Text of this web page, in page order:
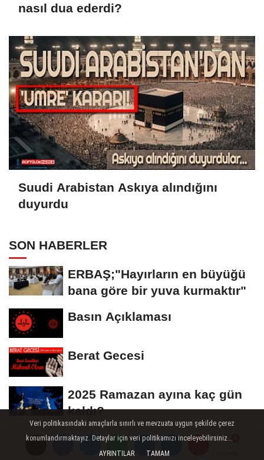
nasıl dua ederdi?
Suudi Arabistan Askıya alındığını
duyurdu
SON HABERLER
ERBAŞ;"Hayırların en büyüğü
bana göre bir yuva kurmaktır"
Basın Açıklaması
Berat Gecesi
2025 Ramazan ayına kaç gün
kaldı?
Peygamber Efendimiz Berat
Gecesi nasıl dua ederdi?
Veri politikasındaki amaçlarla sınırlı ve mevzuata uygun şekilde çerez
konumlandırmaktayız. Detaylar için veri politikamızı inceleyebilirsiniz...
AYRINTILAR
TAMAM